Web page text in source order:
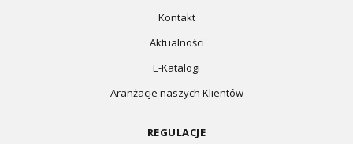
Kontakt
Aktualności
E-Katalogi
Aranżacje naszych Klientów
REGULACJE